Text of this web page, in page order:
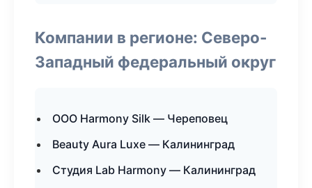
Компании в регионе: Северо-
Западный федеральный округ
ООО Harmony Silk — Череповец
Beauty Aura Luxe — Калининград
Студия Lab Harmony — Калининград